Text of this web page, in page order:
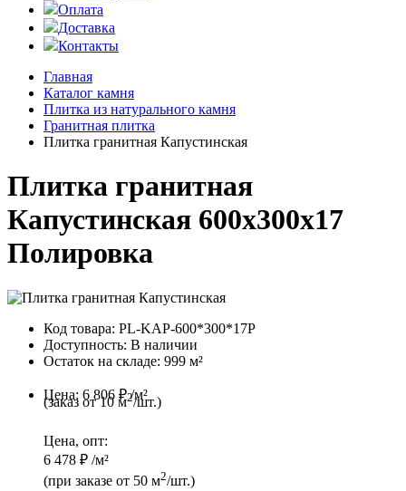
Оплата
Доставка
Контакты
Главная
Каталог камня
Плитка из натурального камня
Гранитная плитка
Плитка гранитная Капустинская
Плитка гранитная
Капустинская 600x300x17
Полировка
Код товара: PL-KAP-600*300*17P
Доступность: В наличии
Остаток на складе: 999 м²
Цена: 6 806 ₽ /м²
(заказ от 10 м2/шт.)
Цена, опт:
6 478 ₽ /м²
(при заказе от 50 м2/шт.)